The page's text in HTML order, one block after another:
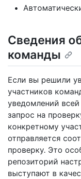
Сведения
команды
Если вы решили
участников
уведомлений
запрос на
конкретному
отправляется
проверку. Это
репозиторий
выступают в